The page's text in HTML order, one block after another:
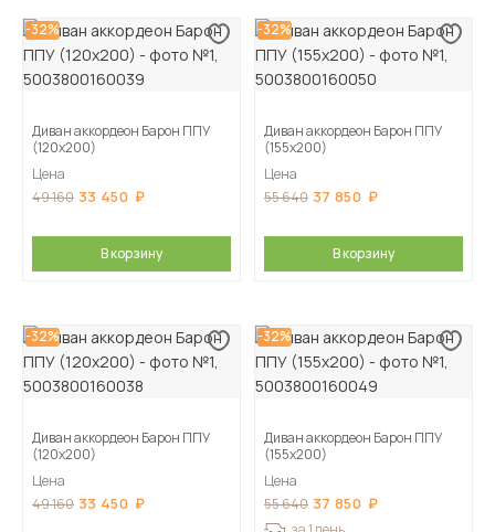
-32%
Диван аккордеон Барон ППУ
(120х200)
Цена
49 160 33 450
В корзину
-32%
Диван аккордеон Барон ППУ
(155х200)
Цена
55 640 37 850
В корзину
-32%
Диван аккордеон Барон ППУ
(120х200)
Цена
49 160 33 450
-32%
Диван аккордеон Барон ППУ
(155х200)
Цена
55 640 37 850